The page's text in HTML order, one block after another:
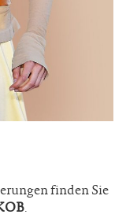
finden Sie
.